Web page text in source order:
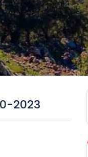
2023